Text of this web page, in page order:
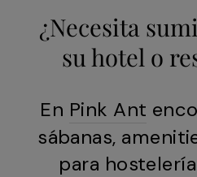
¿Necesita
su hotel o
En Pink Ant
sábanas,
para